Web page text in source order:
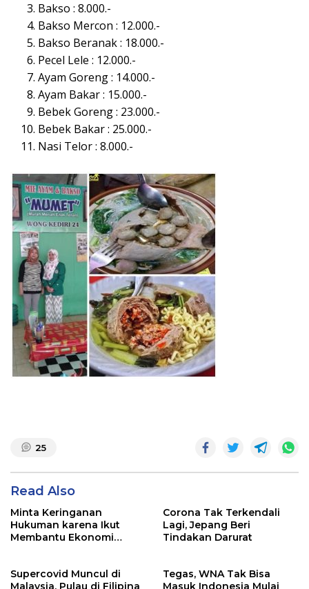
Bakso : 8.000.-
Bakso Mercon : 12.000.-
Bakso Beranak : 18.000.-
Pecel Lele : 12.000.-
Ayam Goreng : 14.000.-
Ayam Bakar : 15.000.-
Bebek Goreng : 23.000.-
Bebek Bakar : 25.000.-
Nasi Telor : 8.000.-
25
Read Also
Minta Keringanan
Hukuman karena Ikut
Membantu Ekonomi
Corona Tak Terkendali
Lagi, Jepang Beri
Tindakan Darurat
Supercovid Muncul di
Malaysia, Pulau di Filipina
Tegas, WNA Tak Bisa
Masuk Indonesia Mulai